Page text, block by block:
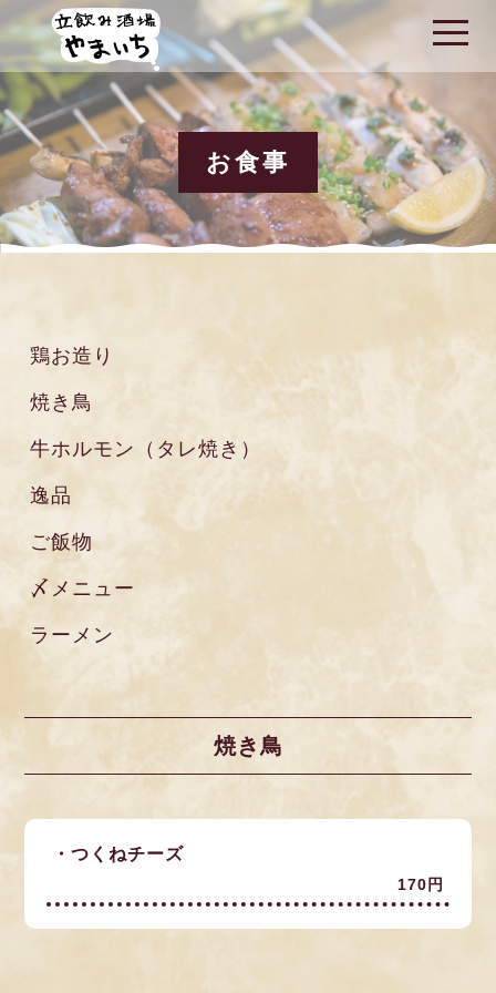
t
o
g
n
a
v
i
g
a
t
i
お食事
鶏お造り
焼き鳥
牛ホルモン（タレ焼き）
逸品
ご飯物
〆メニュー
ラーメン
焼き鳥
・つくねチーズ
170円